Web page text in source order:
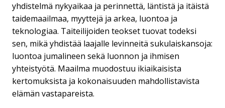
yhdistelmä nykyaikaa ja perinnettä, läntistä ja itäistä
taidemaailmaa, myyttejä ja arkea, luontoa ja
teknologiaa. Taiteilijoiden teokset tuovat todeksi
sen, mikä yhdistää laajalle levinneitä sukulaiskansoja:
luontoa jumalineen sekä luonnon ja ihmisen
yhteistyötä. Maailma muodostuu ikiaikaisista
kertomuksista ja kokonaisuuden mahdollistavista
elämän vastapareista.